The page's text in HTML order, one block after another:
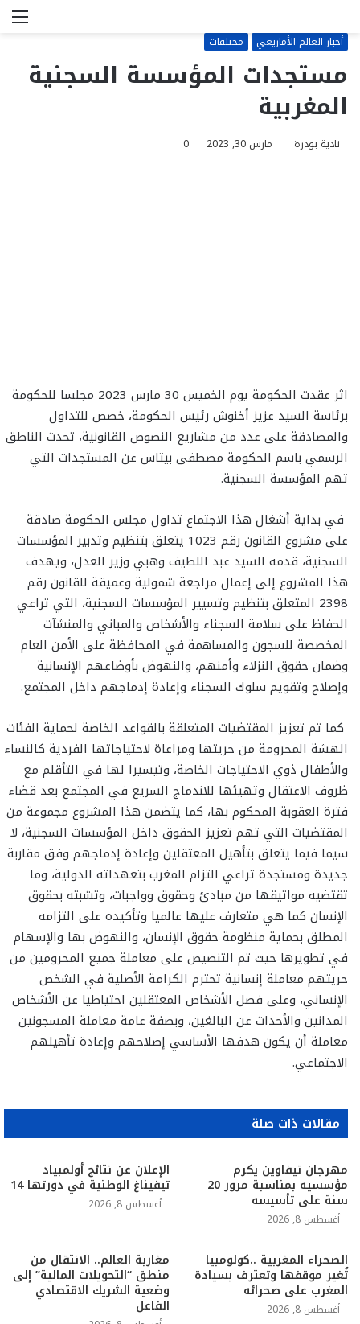
عن
أخبار العالم الأمازيغي مختلفات
مستجدات المؤسسة السجنية
المغربية
نادية بودرة مارس 30, 2023 0
اثر عقدت الحكومة يوم الخميس 30 مارس 2023 مجلسا للحكومة
برئاسة السيد عزيز أخنوش رئيس الحكومة، خصص للتداول
والمصادقة على عدد من مشاريع النصوص القانونية، تحدث الناطق
الرسمي باسم الحكومة مصطفى بيتاس عن المستجدات التي
تهم المؤسسة السجنية.
في بداية أشغال هذا الاجتماع تداول مجلس الحكومة صادقة
على مشروع القانون رقم 1023 يتعلق بتنظيم وتدبير المؤسسات
السجنية، قدمه السيد عبد اللطيف وهبي وزير العدل، ويهدف
هذا المشروع إلى إعمال مراجعة شمولية وعميقة للقانون رقم
2398 المتعلق بتنظيم وتسيير المؤسسات السجنية، التي تراعي
الحفاظ على سلامة السجناء والأشخاص والمباني والمنشآت
المخصصة للسجون والمساهمة في المحافظة على الأمن العام
وضمان حقوق النزلاء وأمنهم، والنهوض بأوضاعهم الإنسانية
وإصلاح وتقويم سلوك السجناء وإعادة إدماجهم داخل المجتمع.
كما تم تعزيز المقتضيات المتعلقة بالقواعد الخاصة لحماية الفئات
الهشة المحرومة من حريتها ومراعاة لاحتياجاتها الفردية كالنساء
والأطفال ذوي الاحتياجات الخاصة، وتيسيرا لها في التأقلم مع
ظروف الاعتقال وتهيئها للاندماج السريع في المجتمع بعد قضاء
فترة العقوبة المحكوم بها، كما يتضمن هذا المشروع مجموعة من
المقتضيات التي تهم تعزيز الحقوق داخل المؤسسات السجنية، لا
سيما فيما يتعلق بتأهيل المعتقلين وإعادة إدماجهم وفق مقاربة
جديدة ومستجدة تراعي التزام المغرب بتعهداته الدولية، وما
تقتضيه مواثيقها من مبادئ وحقوق وواجبات، وتشبثه بحقوق
الإنسان كما هي متعارف عليها عالميا وتأكيده على التزامه
المطلق بحماية منظومة حقوق الإنسان، والنهوض بها والإسهام
في تطويرها حيث تم التنصيص على معاملة جميع المحرومين من
حريتهم معاملة إنسانية تحترم الكرامة الأصلية في الشخص
الإنساني، وعلى فصل الأشخاص المعتقلين احتياطيا عن الأشخاص
المدانين والأحداث عن البالغين، وبصفة عامة معاملة المسجونين
معاملة أن يكون هدفها الأساسي إصلاحهم وإعادة تأهيلهم
الاجتماعي.
مقالات ذات صلة
مهرجان تيفاوين يكرم
مؤسسيه بمناسبة مرور 20
سنة على تأسيسه
أغسطس 8, 2026
الإعلان عن نتائج أولمبياد
تيفيناغ الوطنية في دورتها 14
أغسطس 8, 2026
الصحراء المغربية ..كولومبيا
تُغير موقفها وتعترف بسيادة
المغرب على صحرائه
أغسطس 8, 2026
مغاربة العالم.. الانتقال من
منطق “التحويلات المالية” إلى
وضعية الشريك الاقتصادي
الفاعل